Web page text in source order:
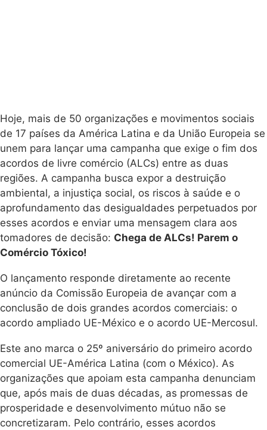
Hoje, mais de 50 organizações e movimentos sociais
de 17 países da América Latina e da União Europeia se
unem para lançar uma campanha que exige o fim dos
acordos de livre comércio (ALCs) entre as duas
regiões. A campanha busca expor a destruição
ambiental, a injustiça social, os riscos à saúde e o
aprofundamento das desigualdades perpetuados por
esses acordos e enviar uma mensagem clara aos
tomadores de decisão: Chega de ALCs! Parem o
Comércio Tóxico!
O lançamento responde diretamente ao recente
anúncio da Comissão Europeia de avançar com a
conclusão de dois grandes acordos comerciais: o
acordo ampliado UE-México e o acordo UE-Mercosul.
Este ano marca o 25º aniversário do primeiro acordo
comercial UE-América Latina (com o México). As
organizações que apoiam esta campanha denunciam
que, após mais de duas décadas, as promessas de
prosperidade e desenvolvimento mútuo não se
concretizaram. Pelo contrário, esses acordos